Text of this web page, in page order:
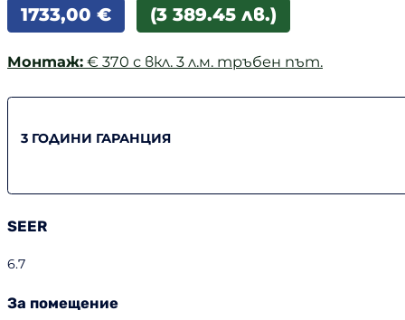
1733,00 € (3 389.45 лв.)
Монтаж: € 370 с вкл. 3 л.м. тръбен път.
3 ГОДИНИ ГАРАНЦИЯ
SEER
6.7
За помещение